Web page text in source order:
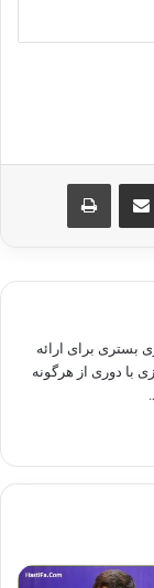
اشتراک گذاری از طریق ایمیل چاپ
هدف فراهم سازی بستری برای ارائه
با دوری از هرگونه